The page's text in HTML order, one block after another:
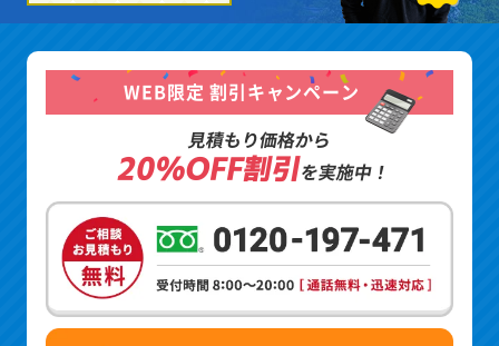
WEB限定 割引キャンペーン
見積もり価格から
20%OFF割引を実施中！